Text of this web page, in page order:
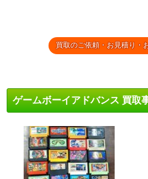
買取のご依頼・お見積り・
ゲームボーイアドバンス 買取